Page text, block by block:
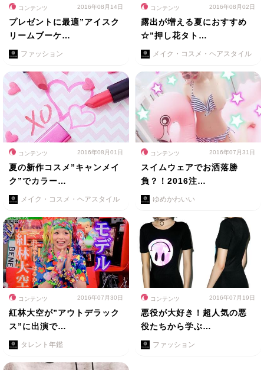
コンテンツ 2016年08月14日
プレゼントに最適”アイスク
リームブーケ…
ファッション
コンテンツ 2016年08月02日
露出が増える夏におすすめ
☆”押し花タト…
メイク・コスメ・ヘアスタイル
コンテンツ 2016年08月01日
夏の新作コスメ”キャンメイ
ク”でカラー…
メイク・コスメ・ヘアスタイル
コンテンツ 2016年07月31日
スイムウェアでお洒落勝
負？！2016注…
ゆめかわいい
コンテンツ 2016年07月30日
紅林大空が”アウトデラック
ス”に出演で…
タレント年鑑
コンテンツ 2016年07月19日
悪役が大好き！超人気の悪
役たちから学ぶ…
ファッション